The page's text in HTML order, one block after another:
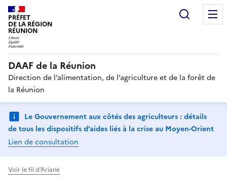
PRÉFET
DE LA RÉGION
RÉUNION
DAAF de la Réunion
Direction de l’alimentation, de l’agriculture et de la forêt de
la Réunion
Le Gouvernement aux côtés des agriculteurs : détails
de tous les dispositifs d’aides liés à la crise au Moyen-Orient
Lien de consultation
Voir le fil d'Ariane